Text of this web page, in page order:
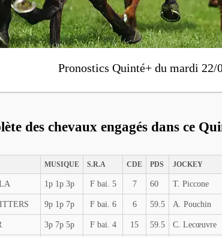
Pronostics Quinté+ du mardi 22/
des chevaux engagés dans ce
MUSIQUE S.R.A CDE PDS JOCKEY
1p 1p 3p F bai. 5 7 60 T. Piccone
9p 1p 7p F bai. 6 6 59.5 A. Pouchin
3p 7p 5p F bai. 4 15 59.5 C. Lecœuvre